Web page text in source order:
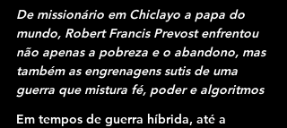
De missionário em Chiclayo a papa do
mundo, Robert Francis Prevost enfrentou
não apenas a pobreza e o abandono, mas
também as engrenagens sutis de uma
guerra que mistura fé, poder e algoritmos
Em tempos de guerra híbrida, até a